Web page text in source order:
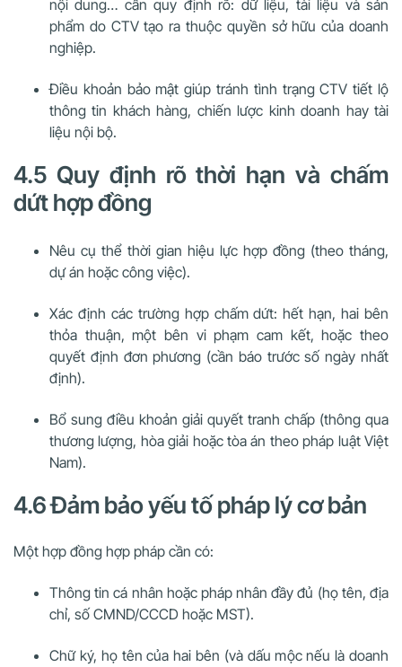
nội dung… cần quy định rõ: dữ liệu, tài liệu và sản
phẩm do CTV tạo ra thuộc quyền sở hữu của doanh
nghiệp.
Điều khoản bảo mật giúp tránh tình trạng CTV tiết lộ
thông tin khách hàng, chiến lược kinh doanh hay tài
liệu nội bộ.
4.5 Quy định rõ thời hạn và chấm
dứt hợp đồng
Nêu cụ thể thời gian hiệu lực hợp đồng (theo tháng,
dự án hoặc công việc).
Xác định các trường hợp chấm dứt: hết hạn, hai bên
thỏa thuận, một bên vi phạm cam kết, hoặc theo
quyết định đơn phương (cần báo trước số ngày nhất
định).
Bổ sung điều khoản giải quyết tranh chấp (thông qua
thương lượng, hòa giải hoặc tòa án theo pháp luật Việt
Nam).
4.6 Đảm bảo yếu tố pháp lý cơ bản
Một hợp đồng hợp pháp cần có:
Thông tin cá nhân hoặc pháp nhân đầy đủ (họ tên, địa
chỉ, số CMND/CCCD hoặc MST).
Chữ ký, họ tên của hai bên (và dấu mộc nếu là doanh